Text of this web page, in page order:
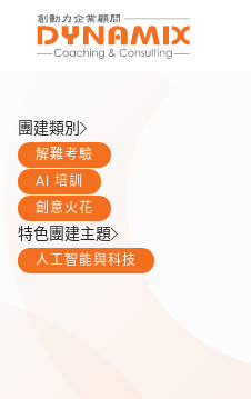
團建類別
解難考驗
AI 培訓
創意火花
特色團建主題
人工智能與科技